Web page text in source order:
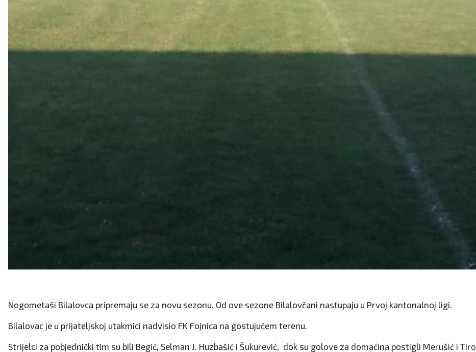
Nogometaši Bilalovca pripremaju se za novu sezonu. Od ove sezone Bilalovčani nastupaju u Prvoj kantonalnoj ligi.
Bilalovac je u prijateljskoj utakmici nadvisio FK Fojnica na gostujućem terenu.
Strijelci za pobjednički tim su bili Begić, Selman J. Huzbašić i Šukurević, dok su golove za domaćina postigli Merušić i Tiro.